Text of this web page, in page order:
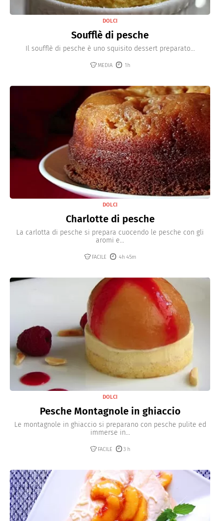
DOLCI
Soufflè di pesche
Il soufflè di pesche è uno squisito dessert preparato...
MEDIA 1h
DOLCI
Charlotte di pesche
La carlotta di pesche si prepara cuocendo le pesche con gli
aromi e...
FACILE 4h 45m
DOLCI
Pesche Montagnole in ghiaccio
Le montagnole in ghiaccio si preparano con pesche pulite ed
immerse in...
FACILE 3 h